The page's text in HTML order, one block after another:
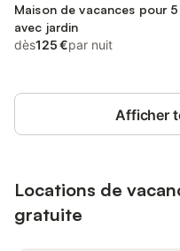
Maison de vacances pour
avec jardin
dès125 €par nuit
Afficher
Locations de
gratuite